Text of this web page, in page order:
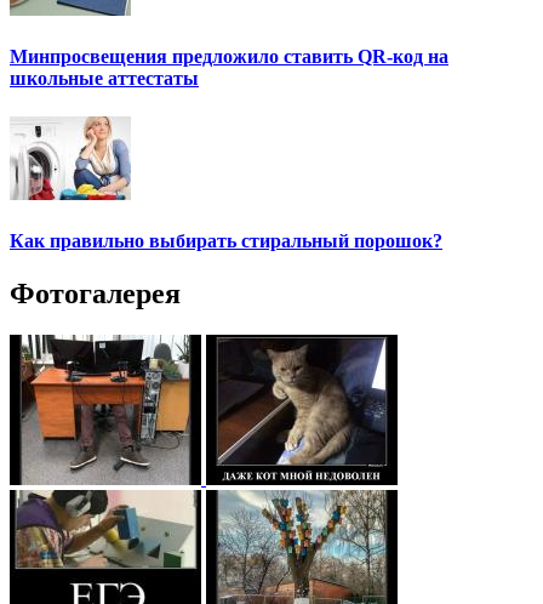
Минпросвещения предложило ставить QR-код на
школьные аттестаты
Как правильно выбирать стиральный порошок?
Фотогалерея